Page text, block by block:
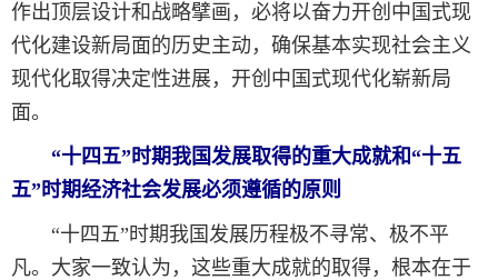
作出顶层设计和战略擘画，必将以奋力开创中国式现
代化建设新局面的历史主动，确保基本实现社会主义
现代化取得决定性进展，开创中国式现代化崭新局
面。
“十四五”时期我国发展取得的重大成就和“十五
五”时期经济社会发展必须遵循的原则
“十四五”时期我国发展历程极不寻常、极不平
凡。大家一致认为，这些重大成就的取得，根本在于